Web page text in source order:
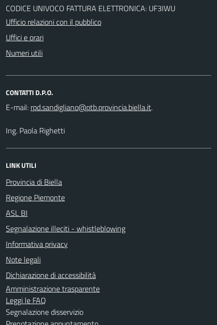
CODICE UNIVOCO FATTURA ELETTRONICA: UF3IWU
Ufficio relazioni con il pubblico
Uffici e orari
Numeri utili
CONTATTI D.P.O.
E-mail:
.
Ing. Paola Righetti
LINK UTILI
Provincia di Biella
Regione Piemonte
ASL BI
Segnalazione illeciti - whistleblowing
Informativa privacy
Note legali
Dichiarazione di accessibilità
Amministrazione trasparente
Leggi le FAQ
Segnalazione disservizio